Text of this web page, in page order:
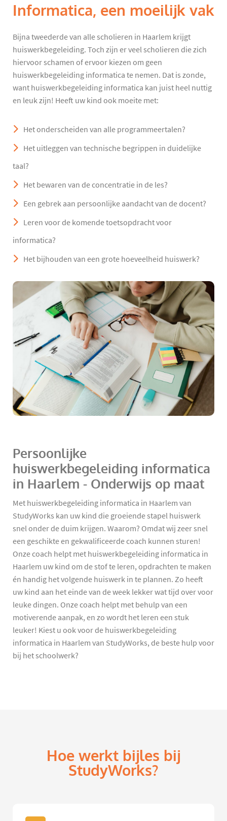
Informatica, een moeilijk vak
Bijna tweederde van alle scholieren in Haarlem krijgt
huiswerkbegeleiding. Toch zijn er veel scholieren die zich
hiervoor schamen of ervoor kiezen om geen
huiswerkbegeleiding informatica te nemen. Dat is zonde,
want huiswerkbegeleiding informatica kan juist heel nuttig
en leuk zijn! Heeft uw kind ook moeite met:
Het onderscheiden van alle programmeertalen?
Het uitleggen van technische begrippen in duidelijke
taal?
Het bewaren van de concentratie in de les?
Een gebrek aan persoonlijke aandacht van de docent?
Leren voor de komende toetsopdracht voor
informatica?
Het bijhouden van een grote hoeveelheid huiswerk?
Persoonlijke
huiswerkbegeleiding informatica
in Haarlem - Onderwijs op maat
Met huiswerkbegeleiding informatica in Haarlem van
StudyWorks kan uw kind die groeiende stapel huiswerk
snel onder de duim krijgen. Waarom? Omdat wij zeer snel
een geschikte en gekwalificeerde coach kunnen sturen!
Onze coach helpt met huiswerkbegeleiding informatica in
Haarlem uw kind om de stof te leren, opdrachten te maken
én handig het volgende huiswerk in te plannen. Zo heeft
uw kind aan het einde van de week lekker wat tijd over voor
leuke dingen. Onze coach helpt met behulp van een
motiverende aanpak, en zo wordt het leren een stuk
leuker! Kiest u ook voor de huiswerkbegeleiding
informatica in Haarlem van StudyWorks, de beste hulp voor
bij het schoolwerk?
Hoe werkt bijles bij
StudyWorks?